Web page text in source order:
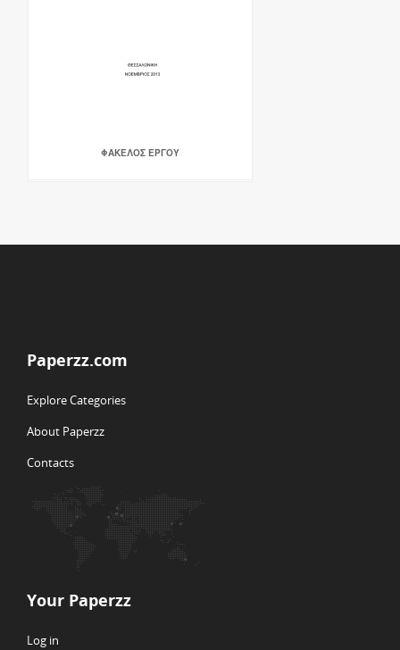
ΦΑΚΕΛΟΣ ΕΡΓΟΥ
Paperzz.com
Explore Categories
About Paperzz
Contacts
Your Paperzz
Log in